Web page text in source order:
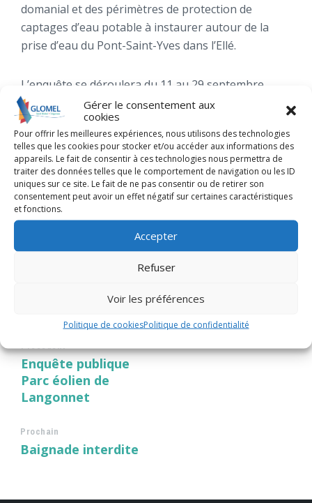
Gérer le consentement aux
cookies
Pour offrir les meilleures expériences, nous utilisons des technologies
telles que les cookies pour stocker et/ou accéder aux informations des
appareils. Le fait de consentir à ces technologies nous permettra de
traiter des données telles que le comportement de navigation ou les ID
uniques sur ce site. Le fait de ne pas consentir ou de retirer son
consentement peut avoir un effet négatif sur certaines caractéristiques
et fonctions.
Accepter
Refuser
Voir les préférences
Politique de cookiesPolitique de confidentialité
domanial et des périmètres de protection de
captages d’eau potable à instaurer autour de la
prise d’eau du Pont-Saint-Yves dans l’Ellé.
L’enquête se déroulera du 11 au 29 septembre
2023.
Le dossier sera consultable en mairie de Glomel aux
jours et heures suivants : du lundi au vendredi de
8h45 à 12h et de 13h30 à 17h, le samedi de 8h45 à
12h.
Les membres de la commission d’enquête recevront
les observations du public en mairie de Glomel
mercredi 20 septembre de 14h à 17h et vendredi 29
Précédent
Enquête publique
Parc éolien de
Langonnet
Prochain
Baignade interdite